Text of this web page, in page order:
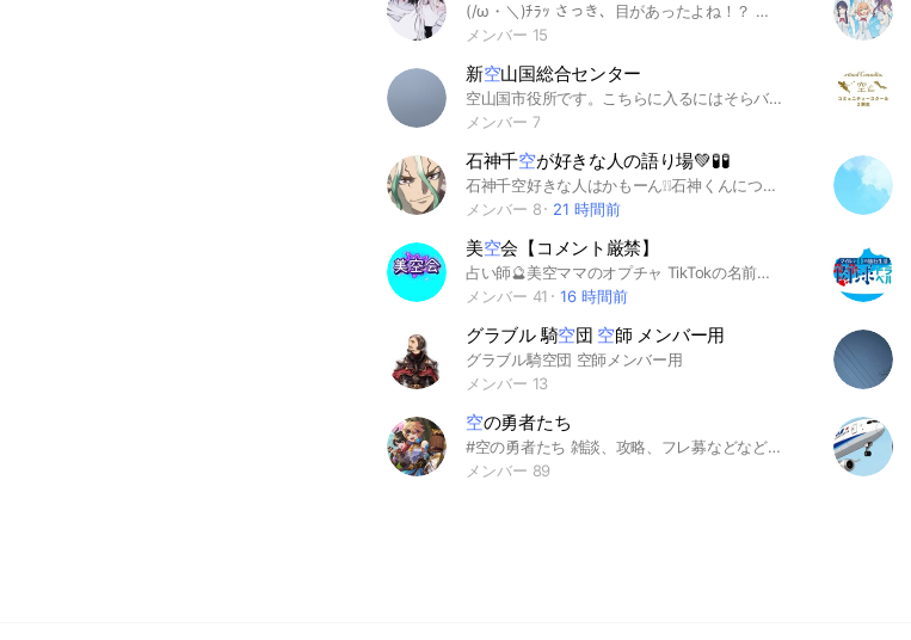
(/ω・＼)ﾁﾗｯ さっき、目があったよね！？ 確実にあったよね！ あなたが、新しい家族かな？ いらっしゃい♪ このオプの第２期の管理人を務めてます。 かなで〜す！！ よろしくね〜！！！ ここは 夢空、星月、伊集院、月雪、我妻 の家族のなりきりだよ〜！ 苗字が珍しいって？ この苗字は私がとても信頼してる子に決めてもらいました〜！！ 凄いよね〜 じゃあ、このオプに入るにつれて 大事なルール説明！ ルールは簡単！ 荒らし❌️ 人の悪口❌️ 初期アイコン❌️ 喧嘩❌️（私の地雷だから、場合によっては蹴ります） 無言抜け、即抜け❌️ （これも、地雷なんで！） 恋愛⭕️ こんなに、簡単なルールだよ！ みんな、なら守れるよね！！！ オプの中で優しい家族が待ってるから、入っておいで〜！！ あら？ まだ見てたの〜？ いい子だね〜 ナデナデ(⁠/⁠･⁠ω⁠･⁠(⁠-⁠ω⁠-⁠) ↑（は？ww ゴール🎉 達成おめでとう！！！ ここまで来たってことは入ってくれるってことだよね〜！！ このオプの合言葉は『⭐🫧🌸』 だよ〜！ えっ？ ここのオプの名前と合言葉がにてない？ 私が好きな合言葉にしたので、関係ないです！w 追加で〜 家族に入る場合は、 何家何女（何男）希望のあとに合言葉 メイドor執事希望の場合は、 メイド（執事）希望のあとに合言葉 ここまで読んでくれたから、入ってくれるよね！ じゃあ、中で待ってるよ〜
メンバー 15
新空山国総合センター
空山国市役所です。こちらに入るにはそらバス経由でお入りください
メンバー 7
石神千空が好きな人の語り場💚🧪🧪
石神千空好きな人はかもーん❕❕石神くんについて語りたいなと思って作ってみました❕❕💚 ゆるーく語っていきましょ💚💚🧪 ルールは特にありません❕❕雑談もOKです🧪 最後まで読んでくれて嬉しいです🎶 みなさんと仲良く喋れることを祈っています💚#石神千空#ドクターストーン
メンバー 8
21 時間前
美空会【コメント厳禁】
占い師🔮美空ママのオプチャ TikTokの名前とアイコンで参加お願いします 配信、オフ会のお知らせ😍 発信専用なので、挨拶や返信はご遠慮下さい。 リアクション🆗⭐️ スレッドのみコメント🆗⭐️ 通知が気になる方はオフにして下さい😊 オープンにしているのでTiktok以外からも参加が可能です。 美空会の仲間を増やしてみんなで一緒に開運していきましょー😍
メンバー 41
16 時間前
グラブル 騎空団 空師 メンバー用
グラブル騎空団 空師メンバー用
メンバー 13
空の勇者たち
#空の勇者たち 雑談、攻略、フレ募などなど！ 仲良くワイワイしましょう！
メンバー 89